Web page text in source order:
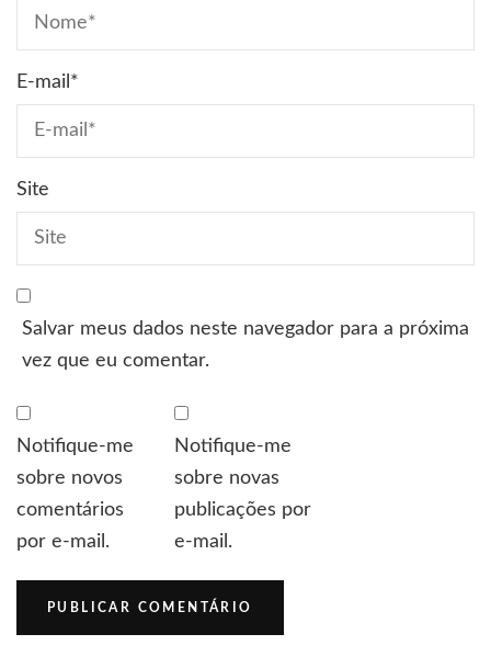
E-mail *
Site
Salvar meus dados neste navegador para a próxima
vez que eu comentar.
Notifique-me
sobre novos
comentários
por e-mail.
Notifique-me
sobre novas
publicações por
e-mail.